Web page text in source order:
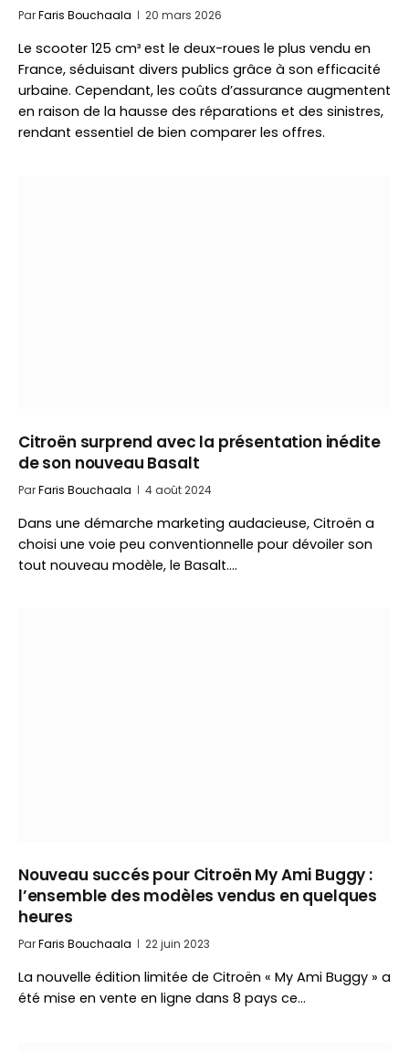
ParFaris Bouchaala 20 mars 2026
Le scooter 125 cm³ est le deux-roues le plus vendu en
France, séduisant divers publics grâce à son efficacité
urbaine. Cependant, les coûts d’assurance augmentent
en raison de la hausse des réparations et des sinistres,
rendant essentiel de bien comparer les offres.
Citroën surprend avec la présentation inédite
de son nouveau Basalt
ParFaris Bouchaala 4 août 2024
Dans une démarche marketing audacieuse, Citroën a
choisi une voie peu conventionnelle pour dévoiler son
tout nouveau modèle, le Basalt.…
Nouveau succés pour Citroën My Ami Buggy :
l’ensemble des modèles vendus en quelques
heures
ParFaris Bouchaala 22 juin 2023
La nouvelle édition limitée de Citroën « My Ami Buggy » a
été mise en vente en ligne dans 8 pays ce…